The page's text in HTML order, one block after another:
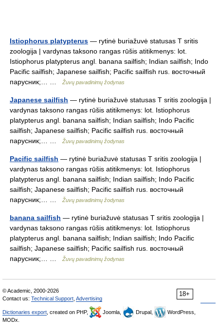
Istiophorus platypterus — rytinė buriažuvė statusas T sritis
zoologija | vardynas taksono rangas rūšis atitikmenys: lot.
Istiophorus platypterus angl. banana sailfish; Indian sailfish; Indo
Pacific sailfish; Japanese sailfish; Pacific sailfish rus. восточный
парусник;… …
Žuvų pavadinimų žodynas
Japanese sailfish — rytinė buriažuvė statusas T sritis zoologija |
vardynas taksono rangas rūšis atitikmenys: lot. Istiophorus
platypterus angl. banana sailfish; Indian sailfish; Indo Pacific
sailfish; Japanese sailfish; Pacific sailfish rus. восточный
парусник;… …
Žuvų pavadinimų žodynas
Pacific sailfish — rytinė buriažuvė statusas T sritis zoologija |
vardynas taksono rangas rūšis atitikmenys: lot. Istiophorus
platypterus angl. banana sailfish; Indian sailfish; Indo Pacific
sailfish; Japanese sailfish; Pacific sailfish rus. восточный
парусник;… …
Žuvų pavadinimų žodynas
banana sailfish — rytinė buriažuvė statusas T sritis zoologija |
vardynas taksono rangas rūšis atitikmenys: lot. Istiophorus
platypterus angl. banana sailfish; Indian sailfish; Indo Pacific
sailfish; Japanese sailfish; Pacific sailfish rus. восточный
парусник;… …
Žuvų pavadinimų žodynas
18+
© Academic, 2000-2026
Contact us: Technical Support Advertising
Dictionaries export , created on PHP, Joomla, Drupal,
WordPress,
MODx.